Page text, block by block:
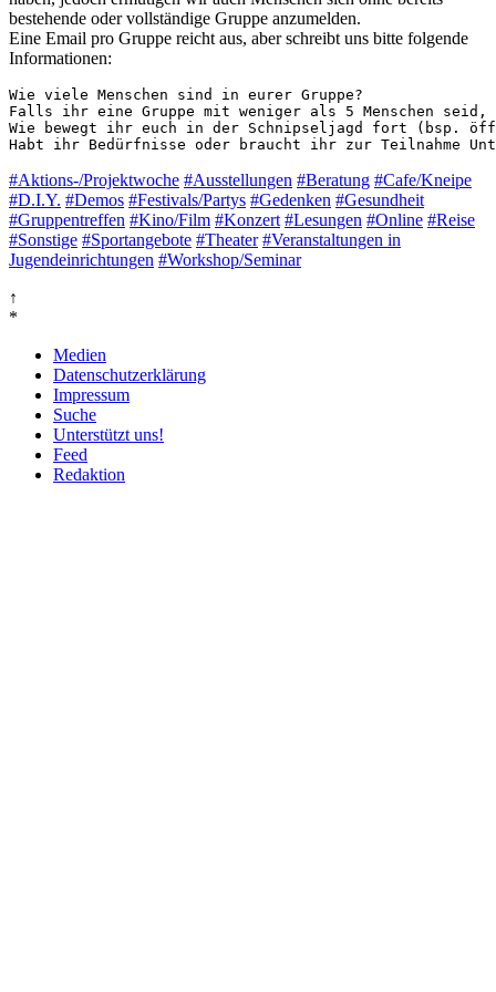
bestehende oder vollständige Gruppe anzumelden.
Eine Email pro Gruppe reicht aus, aber schreibt uns bitte folgende
Informationen:
Wie viele Menschen sind in eurer Gruppe?
Falls ihr eine Gruppe mit weniger als 5 Menschen
Wie bewegt ihr euch in der Schnipseljagd fort (bsp.
Habt ihr Bedürfnisse oder braucht ihr zur Teilnahme
#Aktions-/Projektwoche #Ausstellungen #Beratung #Cafe/Kneipe
#D.I.Y. #Demos #Festivals/Partys #Gedenken #Gesundheit
#Gruppentreffen #Kino/Film #Konzert #Lesungen #Online #Reise
#Sonstige #Sportangebote #Theater #Veranstaltungen in
Jugendeinrichtungen #Workshop/Seminar
↑
*
Medien
Datenschutzerklärung
Impressum
Suche
Unterstützt uns!
Feed
Redaktion